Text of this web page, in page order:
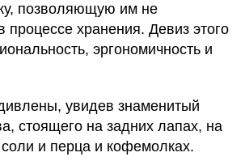
позволяющую им не
процессе хранения. Девиз этого
эргономичность и
увидев знаменитый
стоящего на задних лапах, на
и перца и кофемолках.